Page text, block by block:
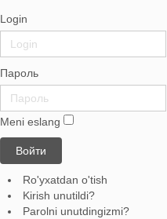
Login
Пароль
Meni eslang
Войти
Ro'yxatdan o'tish
Kirish unutildi?
Parolni unutdingizmi?